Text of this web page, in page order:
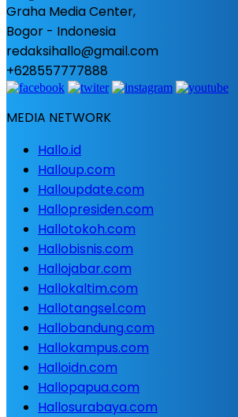
Graha Media Center,
Bogor - Indonesia
redaksihallo@gmail.com
+628557777888
MEDIA NETWORK
Hallo.id
Halloup.com
Halloupdate.com
Hallopresiden.com
Hallotokoh.com
Hallobisnis.com
Hallojabar.com
Hallokaltim.com
Hallotangsel.com
Hallobandung.com
Hallokampus.com
Halloidn.com
Hallopapua.com
Hallosurabaya.com